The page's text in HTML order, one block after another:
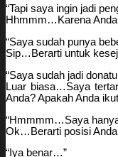
“Tapi saya ingin jadi
Hhmmm…Karena Anda
“Saya sudah punya
Sip…Berarti untuk
“Saya sudah jadi
Luar biasa…Saya
Anda? Apakah Anda
“Hmmmm…Saya
Ok…Berarti posisi Anda
“Iya benar…”